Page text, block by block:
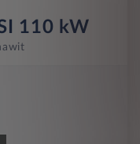
110 kW